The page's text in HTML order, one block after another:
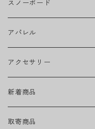
CAMILA CABELLO
Ed Sheeran
EMINEM
GREEN DAY
GUNS N' ROSES
グリップテープ
ウィール
ベアリング
トラック
ヘルメット・プロテクター
スノーボード
アパレル
ヘッドウェア
キャップ
ハット
ネックウェア
トップス
アクセサリー
ハードグッズ
バッグ・ポーチ
新着商品
取寄商品